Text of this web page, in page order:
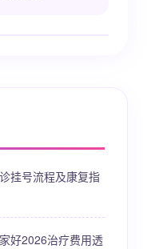
挂号流程及康复指
好2026治疗费用透